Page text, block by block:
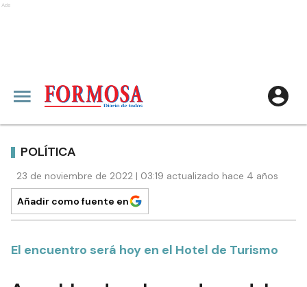
Ads
POLÍTICA
23 de noviembre de 2022 | 03:19 actualizado hace 4 años
Añadir como fuente en
El encuentro será hoy en el Hotel de Turismo